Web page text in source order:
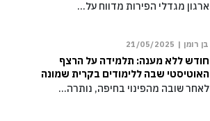
ארגון מגדלי הפירות מדווח על…
בן רומן | 21/05/2025
חודש ללא מענה: תלמידה על הרצף
האוטיסטי שבה ללימודים בקרית שמונה
לאחר שובה מהפינוי בחיפה, נותרה…